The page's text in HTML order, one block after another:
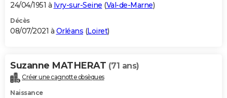
24/04/1951 à Ivry-sur-Seine (Val-de-Marne)
Décès
08/07/2021 à Orléans (Loiret)
Suzanne MATHERAT (71 ans)
Créer une cagnotte obsèques
Naissance